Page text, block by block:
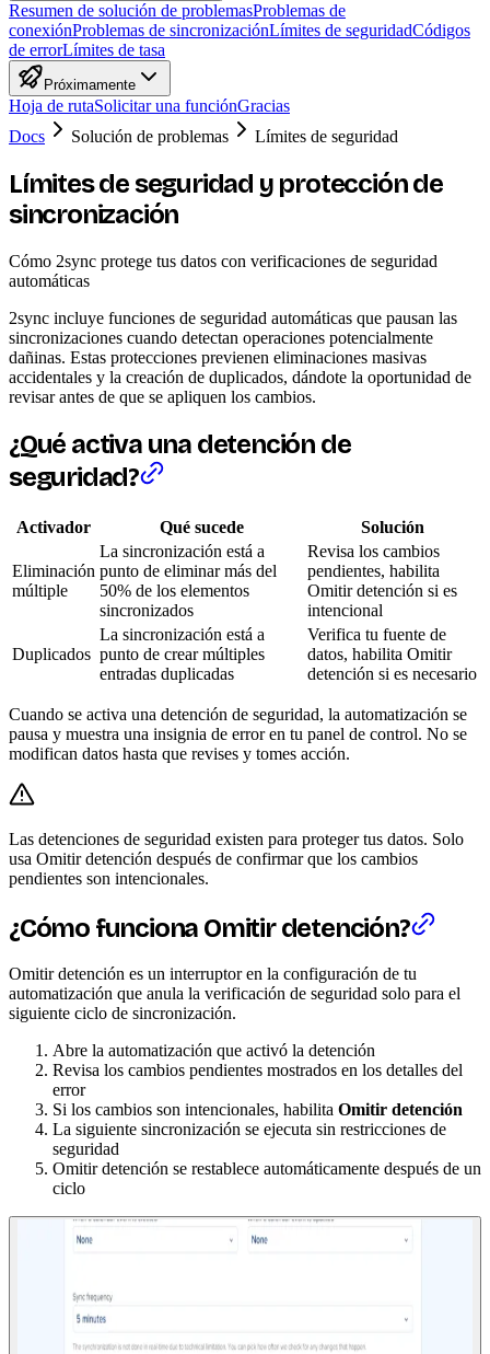
Resumen de solución de problemasProblemas de
conexiónProblemas de sincronizaciónLímites de seguridadCódigos
de errorLímites de tasa
Próximamente
Hoja de rutaSolicitar una funciónGracias
Docs
Solución de problemas Límites de seguridad
Límites de seguridad y protección de
sincronización
Cómo 2sync protege tus datos con verificaciones de seguridad
automáticas
2sync incluye funciones de seguridad automáticas que pausan las
sincronizaciones cuando detectan operaciones potencialmente
dañinas. Estas protecciones previenen eliminaciones masivas
accidentales y la creación de duplicados, dándote la oportunidad de
revisar antes de que se apliquen los cambios.
¿Qué activa una detención de
seguridad?
Activador Qué sucede Solución
Eliminación
múltiple
La sincronización está a
punto de eliminar más del
50% de los elementos
sincronizados
Revisa los cambios
pendientes, habilita
Omitir detención si es
intencional
Duplicados
La sincronización está a
punto de crear múltiples
entradas duplicadas
Verifica tu fuente de
datos, habilita Omitir
detención si es necesario
Cuando se activa una detención de seguridad, la automatización se
pausa y muestra una insignia de error en tu panel de control. No se
modifican datos hasta que revises y tomes acción.
Las detenciones de seguridad existen para proteger tus datos. Solo
usa Omitir detención después de confirmar que los cambios
pendientes son intencionales.
¿Cómo funciona Omitir detención?
Omitir detención es un interruptor en la configuración de tu
automatización que anula la verificación de seguridad solo para el
siguiente ciclo de sincronización.
Abre la automatización que activó la detención
Revisa los cambios pendientes mostrados en los detalles del
error
Si los cambios son intencionales, habilita Omitir detención
La siguiente sincronización se ejecuta sin restricciones de
seguridad
Omitir detención se restablece automáticamente después de un
ciclo